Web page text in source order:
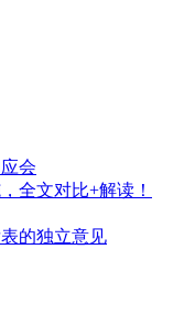
会
全文对比+解读！
的独立意见